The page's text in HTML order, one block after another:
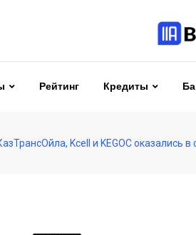
Рейтинг Кредиты
Kcell и KEGOC оказались